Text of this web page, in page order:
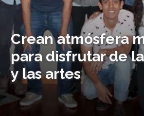
Crean atmósfera
para disfrutar de
y las artes